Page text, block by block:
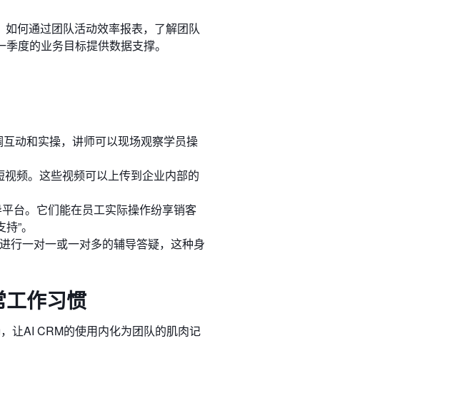
何通过团队活动效率报表，了解团队
度的业务目标提供数据支撑。
动和实操，讲师可以现场观察学员操
频。这些视频可以上传到企业内部的
台。它们能在员工实际操作纷享销客
”。
行一对一或一对多的辅导答疑，这种身
作习惯
让AI CRM的使用内化为团队的肌肉记